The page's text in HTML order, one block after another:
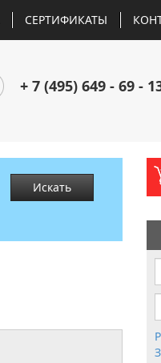
СЕРТИФИКАТЫ
+ 7 (495) 649 - 69 -
Искать